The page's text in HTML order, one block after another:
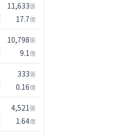
11,633張
17.7億
10,798張
9.1億
333張
0.16億
4,521張
1.64億